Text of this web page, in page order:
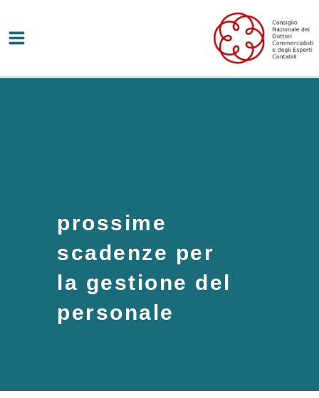
contenuto
prossime
scadenze per
la gestione del
personale